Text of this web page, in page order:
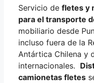
Servicio de fletes y
para el transporte
mobiliario desde
incluso fuera de la
Antártica Chilena y
internacionales.
camionetas fletes